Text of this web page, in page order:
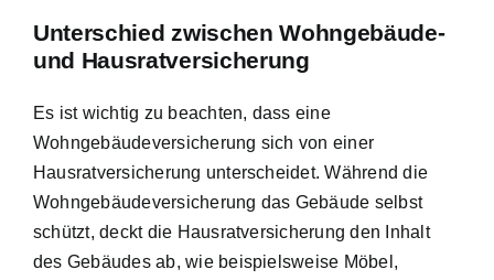
Unterschied zwischen Wohngebäude-
und Hausratversicherung
Es ist wichtig zu beachten, dass eine
Wohngebäudeversicherung sich von einer
Hausratversicherung unterscheidet. Während die
Wohngebäudeversicherung das Gebäude selbst
schützt, deckt die Hausratversicherung den Inhalt
des Gebäudes ab, wie beispielsweise Möbel,